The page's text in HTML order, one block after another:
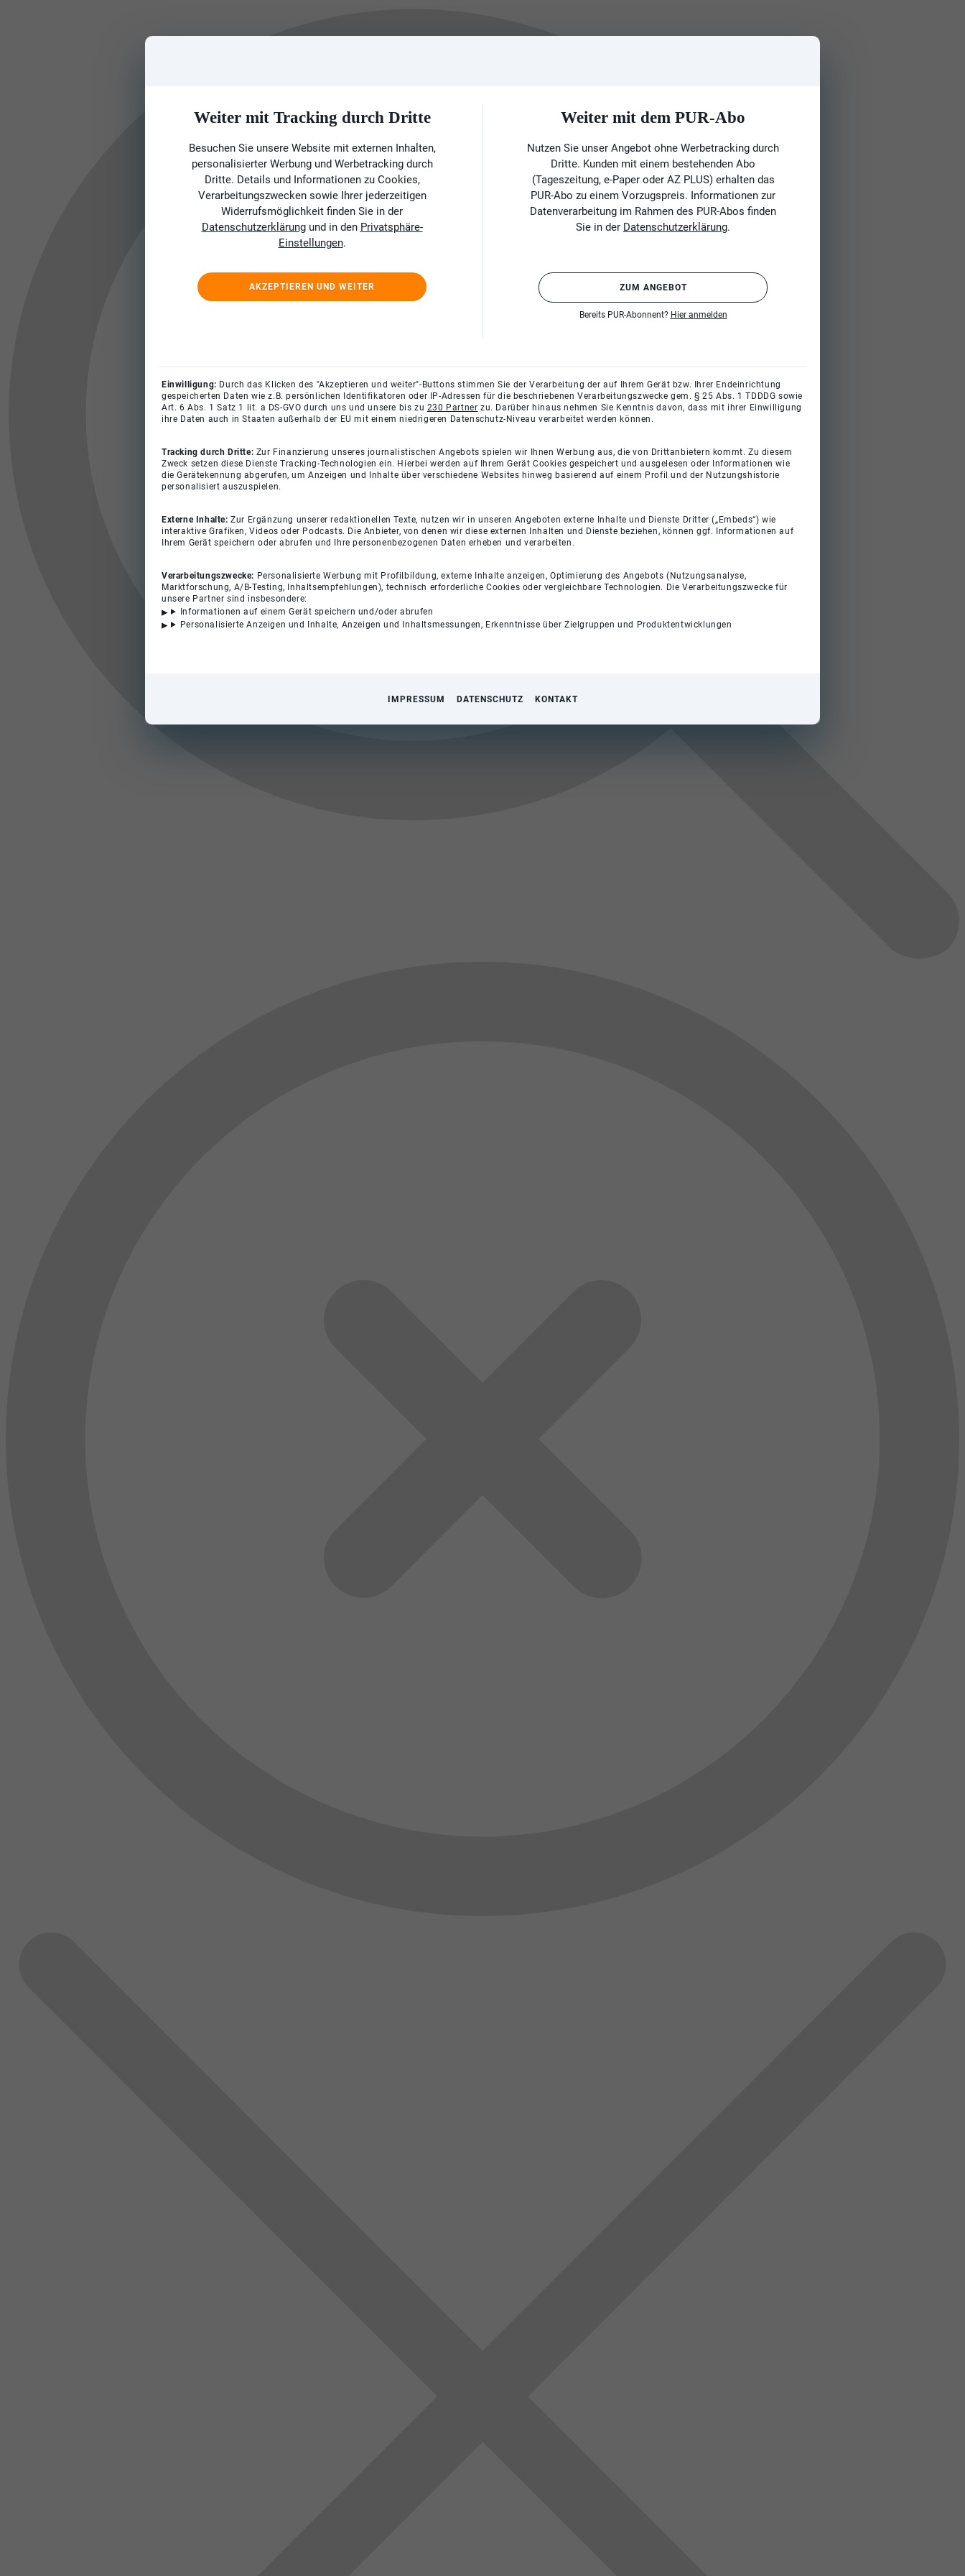
Weiter mit Tracking durch Dritte
Besuchen Sie unsere Website mit externen Inhalten,
personalisierter Werbung und Werbetracking durch
Dritte. Details und Informationen zu Cookies,
Verarbeitungszwecken sowie Ihrer jederzeitigen
Widerrufsmöglichkeit finden Sie in der
Datenschutzerklärungund in den Privatsphäre-
Einstellungen.
AKZEPTIEREN UND WEITER
Weiter mit dem PUR-Abo
Nutzen Sie unser Angebot ohne Werbetracking durch
Dritte. Kunden mit einem bestehenden Abo
(Tageszeitung, e-Paper oder AZ PLUS) erhalten das
PUR-Abo zu einem Vorzugspreis. Informationen zur
Datenverarbeitung im Rahmen des PUR-Abos finden
Sie in der Datenschutzerklärung.
ZUM ANGEBOT
Bereits PUR-Abonnent? Hier anmelden
Einwilligung: Durch das Klicken des "Akzeptieren und weiter"-Buttons stimmen Sie der Verarbeitung der auf Ihrem Gerät bzw. Ihrer Endeinrichtung
gespeicherten Daten wie z.B. persönlichen Identifikatoren oder IP-Adressen für die beschriebenen Verarbeitungszwecke gem. § 25 Abs. 1 TDDDG sowie
Art. 6 Abs. 1 Satz 1 lit. a DS-GVO durch uns und unsere bis zu 230 Partner zu. Darüber hinaus nehmen Sie Kenntnis davon, dass mit ihrer Einwilligung
ihre Daten auch in Staaten außerhalb der EU mit einem niedrigeren Datenschutz-Niveau verarbeitet werden können.
Tracking durch Dritte: Zur Finanzierung unseres journalistischen Angebots spielen wir Ihnen Werbung aus, die von Drittanbietern kommt. Zu diesem
Zweck setzen diese Dienste Tracking-Technologien ein. Hierbei werden auf Ihrem Gerät Cookies gespeichert und ausgelesen oder Informationen wie
die Gerätekennung abgerufen, um Anzeigen und Inhalte über verschiedene Websites hinweg basierend auf einem Profil und der Nutzungshistorie
personalisiert auszuspielen.
Externe Inhalte:Zur Ergänzung unserer redaktionellen Texte, nutzen wir in unseren Angeboten externe Inhalte und Dienste Dritter („Embeds“) wie
interaktive Grafiken, Videos oder Podcasts. Die Anbieter, von denen wir diese externen Inhalten und Dienste beziehen, können ggf. Informationen auf
Ihrem Gerät speichern oder abrufen und Ihre personenbezogenen Daten erheben und verarbeiten.
Verarbeitungszwecke: Personalisierte Werbung mit Profilbildung, externe Inhalte anzeigen, Optimierung des Angebots (Nutzungsanalyse,
Marktforschung, A/B-Testing, Inhaltsempfehlungen), technisch erforderliche Cookies oder vergleichbare Technologien. Die Verarbeitungszwecke für
unsere Partner sind insbesondere:
Informationen auf einem Gerät speichern und/oder abrufen
Personalisierte Anzeigen und Inhalte, Anzeigen und Inhaltsmessungen, Erkenntnisse über Zielgruppen und Produktentwicklungen
IMPRESSUM DATENSCHUTZ KONTAKT